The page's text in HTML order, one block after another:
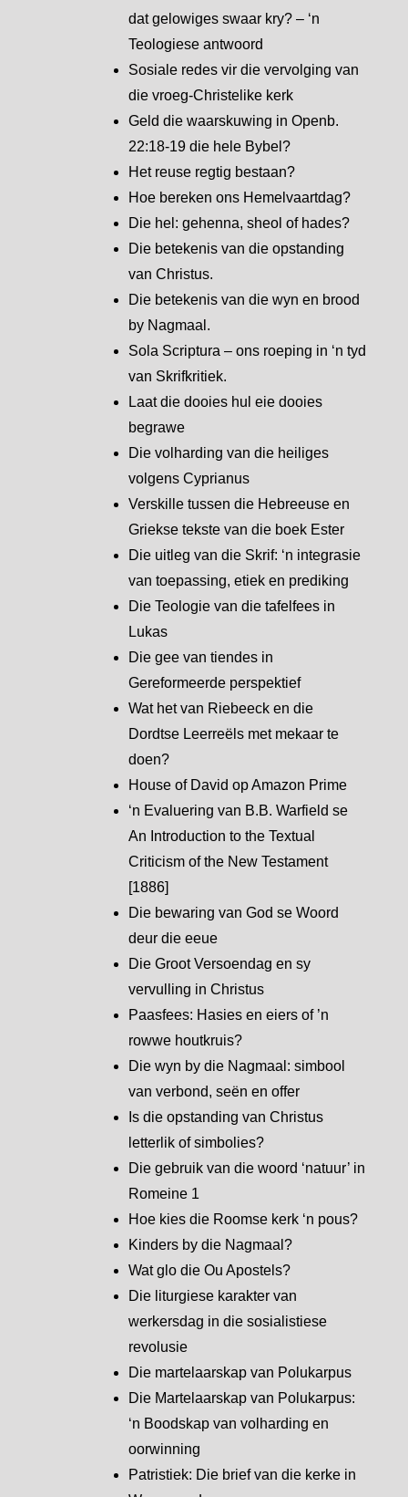
dat gelowiges swaar kry? – ‘n
Teologiese antwoord
Sosiale redes vir die vervolging van
die vroeg-Christelike kerk
Geld die waarskuwing in Openb.
22:18-19 die hele Bybel?
Het reuse regtig bestaan?
Hoe bereken ons Hemelvaartdag?
Die hel: gehenna, sheol of hades?
Die betekenis van die opstanding
van Christus.
Die betekenis van die wyn en brood
by Nagmaal.
Sola Scriptura – ons roeping in ‘n tyd
van Skrifkritiek.
Laat die dooies hul eie dooies
begrawe
Die volharding van die heiliges
volgens Cyprianus
Verskille tussen die Hebreeuse en
Griekse tekste van die boek Ester
Die uitleg van die Skrif: ‘n integrasie
van toepassing, etiek en prediking
Die Teologie van die tafelfees in
Lukas
Die gee van tiendes in
Gereformeerde perspektief
Wat het van Riebeeck en die
Dordtse Leerreëls met mekaar te
doen?
House of David op Amazon Prime
‘n Evaluering van B.B. Warfield se
An Introduction to the Textual
Criticism of the New Testament
[1886]
Die bewaring van God se Woord
deur die eeue
Die Groot Versoendag en sy
vervulling in Christus
Paasfees: Hasies en eiers of ’n
rowwe houtkruis?
Die wyn by die Nagmaal: simbool
van verbond, seën en offer
Is die opstanding van Christus
letterlik of simbolies?
Die gebruik van die woord ‘natuur’ in
Romeine 1
Hoe kies die Roomse kerk ‘n pous?
Kinders by die Nagmaal?
Wat glo die Ou Apostels?
Die liturgiese karakter van
werkersdag in die sosialistiese
revolusie
Die martelaarskap van Polukarpus
Die Martelaarskap van Polukarpus:
‘n Boodskap van volharding en
oorwinning
Patristiek: Die brief van die kerke in